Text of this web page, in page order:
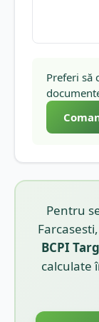
Preferi să
Pentru
Farcasesti
BCPI
calculate